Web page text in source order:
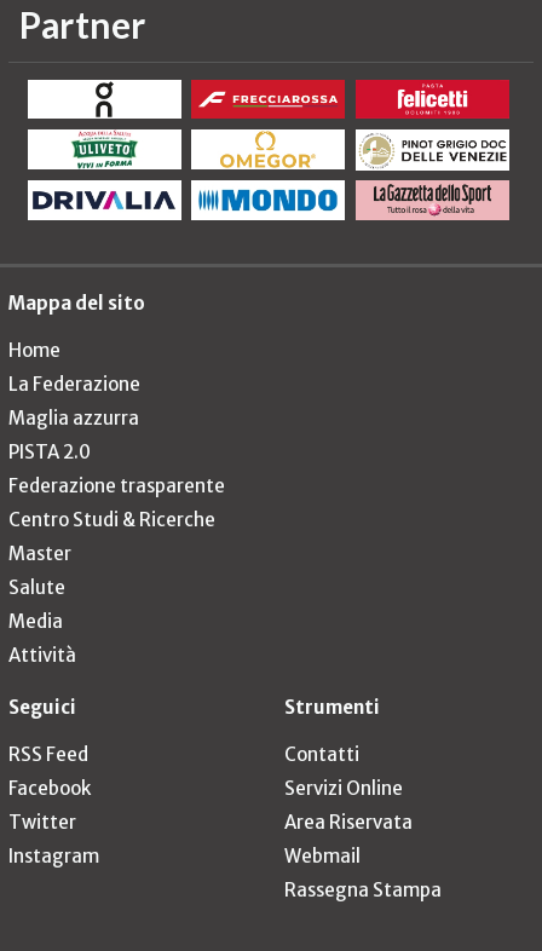
Partner
Mappa del sito
Home
La Federazione
Maglia azzurra
PISTA 2.0
Federazione trasparente
Centro Studi & Ricerche
Master
Salute
Media
Attività
Seguici
RSS Feed
Facebook
Twitter
Instagram
Strumenti
Contatti
Servizi Online
Area Riservata
Webmail
Rassegna Stampa